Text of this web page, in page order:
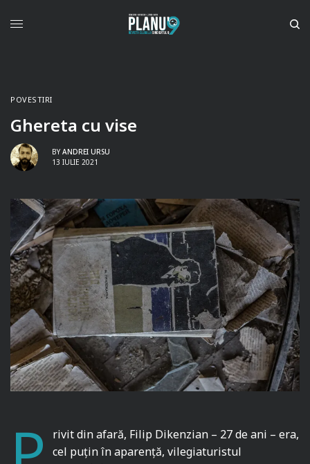
POVESTIRI
Ghereta cu vise
BY ANDREI URSU
13 IULIE 2021
rivit din afară, Filip Dikenzian – 27 de ani – era,
cel puţin în aparență, vilegiaturistul